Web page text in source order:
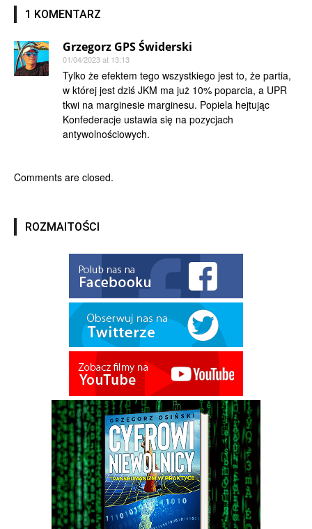
1 KOMENTARZ
Grzegorz GPS Świderski
01/04/2023 at 13:13
Tylko że efektem tego wszystkiego jest to, że partia,
w której jest dziś JKM ma już 10% poparcia, a UPR
tkwi na marginesie marginesu. Popiela hejtując
Konfederacje ustawia się na pozycjach
antywolnościowych.
Comments are closed.
ROZMAITOŚCI